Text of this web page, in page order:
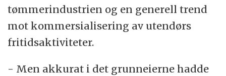
tømmerindustrien og en generell trend
mot kommersialisering av utendørs
fritidsaktiviteter.
- Men akkurat i det grunneierne hadde